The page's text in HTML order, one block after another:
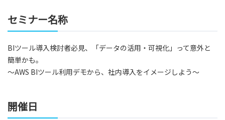
セミナー名称
BIツール導入検討者必見、「データの活用・可視化」って意外と
簡単かも。
～AWS BIツール利用デモから、社内導入をイメージしよう～
開催日